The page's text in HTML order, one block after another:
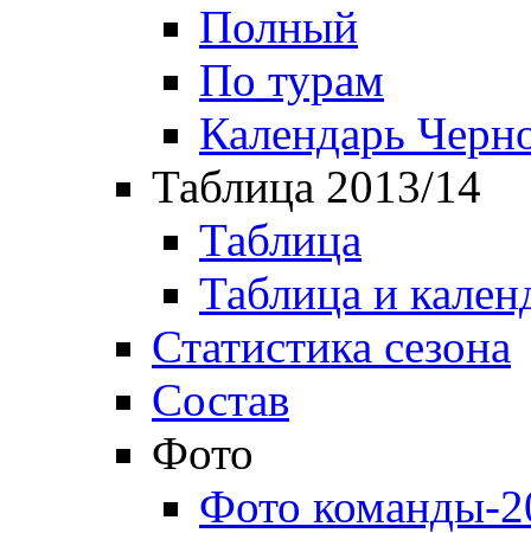
Полный
По турам
Календарь
Таблица 2013/14
Таблица
Таблица и
Статистика сезона
Состав
Фото
Фото команды-